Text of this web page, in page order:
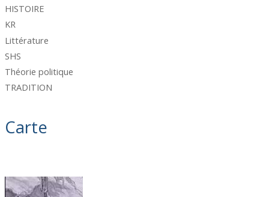
HISTOIRE
KR
Littérature
SHS
Théorie politique
TRADITION
Carte